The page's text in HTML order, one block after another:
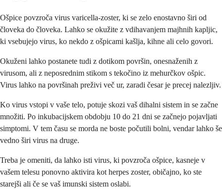
Ošpice povzroča virus varicella-zoster, ki se zelo enostavno širi od
človeka do človeka. Lahko se okužite z vdihavanjem majhnih kapljic,
ki vsebujejo virus, ko nekdo z ošpicami kašlja, kihne ali celo govori.
Okuženi lahko postanete tudi z dotikom površin, onesnaženih z
virusom, ali z neposrednim stikom s tekočino iz mehurčkov ošpic.
Virus lahko na površinah preživi več ur, zaradi česar je precej nalezljiv.
Ko virus vstopi v vaše telo, potuje skozi vaš dihalni sistem in se začne
množiti. Po inkubacijskem obdobju 10 do 21 dni se začnejo pojavljati
simptomi. V tem času se morda ne boste počutili bolni, vendar lahko še
vedno širi virus na druge.
Treba je omeniti, da lahko isti virus, ki povzroča ošpice, kasneje v
vašem telesu ponovno aktivira kot herpes zoster, običajno, ko ste
starejši ali če se vaš imunski sistem oslabi.